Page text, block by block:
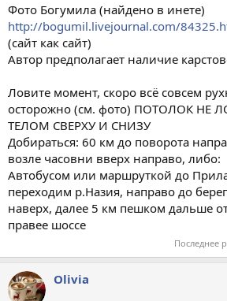
Фото Богумила (найдено в инете)
http://bogumil.livejournal.com/
(сайт как сайт)
Автор предполагает наличие
Ловите момент, скоро всё совсем
осторожно (см. фото) ПОТОЛОК НЕ
ТЕЛОМ СВЕРХУ И СНИЗУ
Добираться: 60 км до поворота
возле часовни вверх направо, либо:
Автобусом или маршруткой до
переходим р.Назия, направо до
наверх, далее 5 км пешком дальше
правее шоссе
Последнее
Olivia